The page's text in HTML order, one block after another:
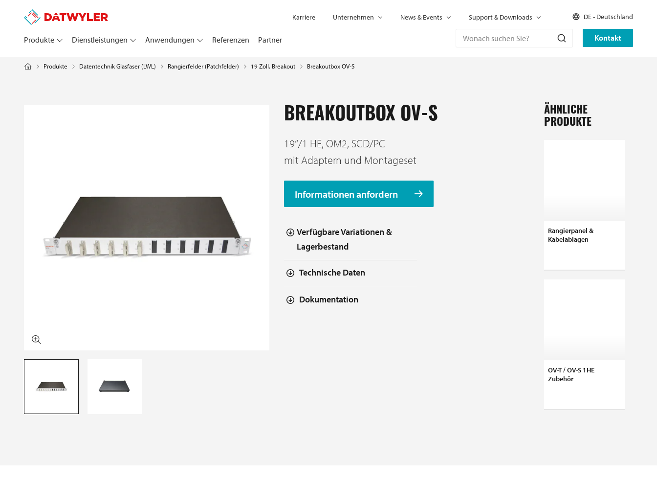
Kontakt
Produkte Dienstleistungen Anwendungen Referenzen Partner
Karriere Unternehmen News & Events Support & Downloads DE - Deutschland
Produkte Datentechnik Glasfaser (LWL) Rangierfelder (Patchfelder) 19 Zoll, Breakout Breakoutbox OV-S
BREAKOUTBOX OV-S
19‘‘/1 HE, OM2, SCD/PC
mit Adaptern und Montageset
Informationen anfordern
Verfügbare Variationen &
Lagerbestand
Technische Daten
Dokumentation
ÄHNLICHE
PRODUKTE
Rangierpanel &
Kabelablagen
OV-T / OV-S 1HE
Zubehör